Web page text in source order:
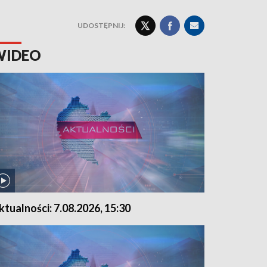
UDOSTĘPNIJ:
7.08.2026, 15:30